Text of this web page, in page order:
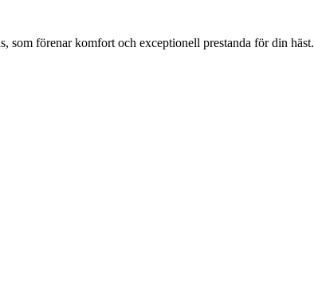
som förenar komfort och exceptionell prestanda för din häst.